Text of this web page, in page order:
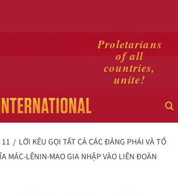
Proletarians
of all
countries,
unite!
11
LỜI KÊU GỌI TẤT CẢ CÁC ĐẢNG PHÁI VÀ TỔ
MÁC-LÊNIN-MAO GIA NHẬP VÀO LIÊN ĐOÀN